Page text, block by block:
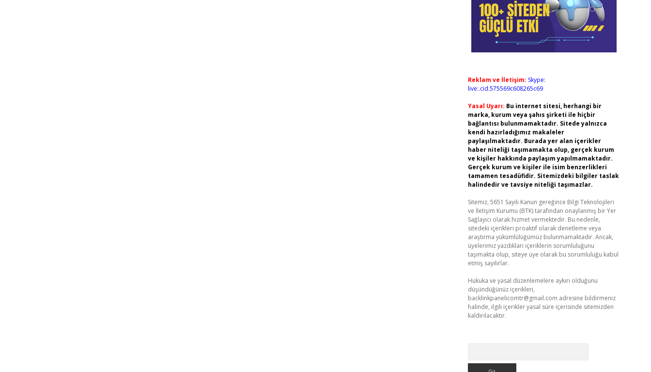
Reklam ve İletişim: Skype:
live:.cid.575569c608265c69
Yasal Uyarı: Bu internet sitesi, herhangi bir
marka, kurum veya şahıs şirketi ile hiçbir
bağlantısı bulunmamaktadır. Sitede yalnızca
kendi hazırladığımız makaleler
paylaşılmaktadır. Burada yer alan içerikler
haber niteliği taşımamakta olup, gerçek kurum
ve kişiler hakkında paylaşım yapılmamaktadır.
Gerçek kurum ve kişiler ile isim benzerlikleri
tamamen tesadüfidir. Sitemizdeki bilgiler taslak
halindedir ve tavsiye niteliği taşımazlar.
Sitemiz, 5651 Sayılı Kanun gereğince Bilgi Teknolojileri
ve İletişim Kurumu (BTK) tarafından onaylanmış bir Yer
Sağlayıcı olarak hizmet vermektedir. Bu nedenle,
sitedeki içerikleri proaktif olarak denetleme veya
araştırma yükümlülüğümüz bulunmamaktadır. Ancak,
üyelerimiz yazdıkları içeriklerin sorumluluğunu
taşımakta olup, siteye üye olarak bu sorumluluğu kabul
etmiş sayılırlar.
Hukuka ve yasal düzenlemelere aykırı olduğunu
düşündüğünüz içerikleri,
backlinkpanelicomtr@gmail.com adresine bildirmeniz
halinde, ilgili içerikler yasal süre içerisinde sitemizden
kaldırılacaktır.